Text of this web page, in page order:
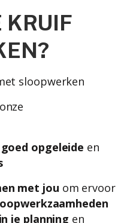
KRUIF
sloopwerken
onze
goed opgeleide en
met jou om ervoor
je planning en